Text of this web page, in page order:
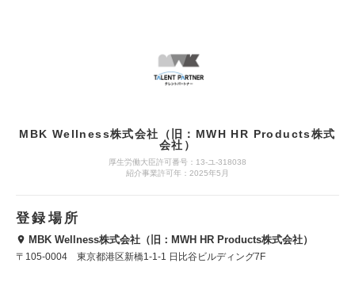
MBK Wellness株式会社（旧：MWH HR Products株式
会社）
厚生労働大臣許可番号：13-ユ-318038
紹介事業許可年：2025年5月
登録場所
MBK Wellness株式会社（旧：MWH HR Products株式会社）
〒105-0004 東京都港区新橋1-1-1 日比谷ビルディング7F